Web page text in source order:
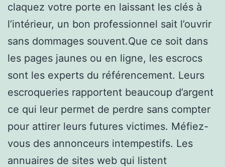
claquez votre porte en laissant les clés à
l’intérieur, un bon professionnel sait l’ouvrir
sans dommages souvent.Que ce soit dans
les pages jaunes ou en ligne, les escrocs
sont les experts du référencement. Leurs
escroqueries rapportent beaucoup d’argent
ce qui leur permet de perdre sans compter
pour attirer leurs futures victimes. Méfiez-
vous des annonceurs intempestifs. Les
annuaires de sites web qui listent